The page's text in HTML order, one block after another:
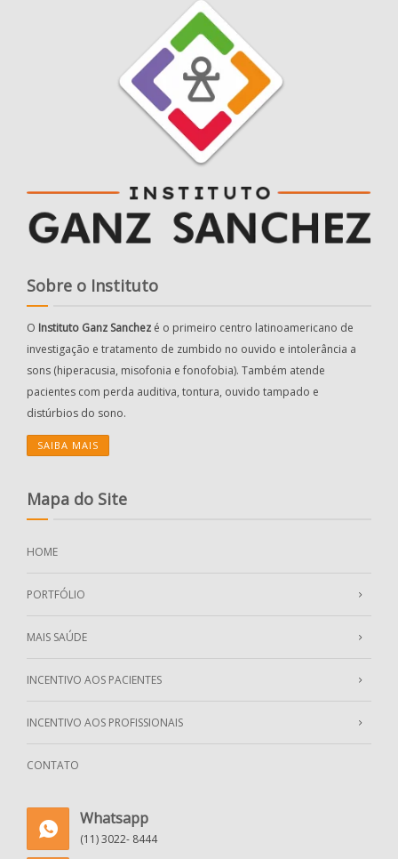
Sobre o Instituto
O Instituto Ganz Sanchez é o primeiro centro latinoamericano de
investigação e tratamento de zumbido no ouvido e intolerância a
sons (hiperacusia, misofonia e fonofobia). Também atende
pacientes com perda auditiva, tontura, ouvido tampado e
distúrbios do sono.
SAIBA MAIS
Mapa do Site
HOME
PORTFÓLIO
MAIS SAÚDE
INCENTIVO AOS PACIENTES
INCENTIVO AOS PROFISSIONAIS
CONTATO
Whatsapp
(11) 3022- 8444